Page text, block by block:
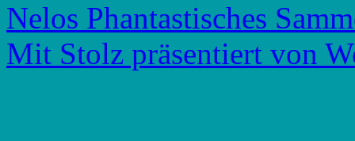
Nelos Phantastisches
Mit Stolz präsentiert von